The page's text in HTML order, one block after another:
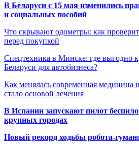
В Беларуси с 15 мая изменились
и социальных пособий
Что скрывают одометры: как
перед покупкой
Спецтехника в Минске: где выгодно
Беларуси для автобизнеса?
Как менялась современная медицина
стало основой лечения
В Испании запускают пилот
крупных городах
Новый рекорд ходьбы робота-